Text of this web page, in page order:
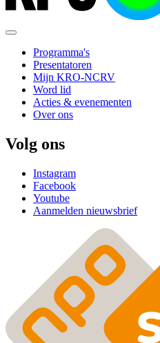
Programma's
Presentatoren
Mijn KRO-NCRV
Word lid
Acties & evenementen
Over ons
Volg ons
Instagram
Facebook
Youtube
Aanmelden nieuwsbrief